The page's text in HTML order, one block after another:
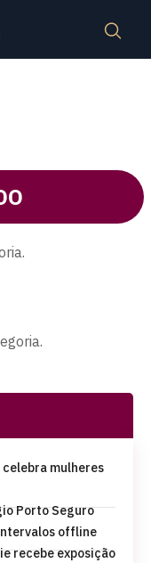
mulheres
Porto Seguro
offline
recebe exposição